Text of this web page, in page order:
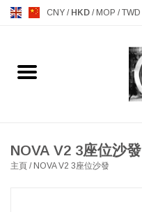
CNY / HKD / MOP /TWD
主頁
MANKS ANTIQUES 古董
NOVA V2 3座位沙發
主頁 / NOVA V2 3座位沙發